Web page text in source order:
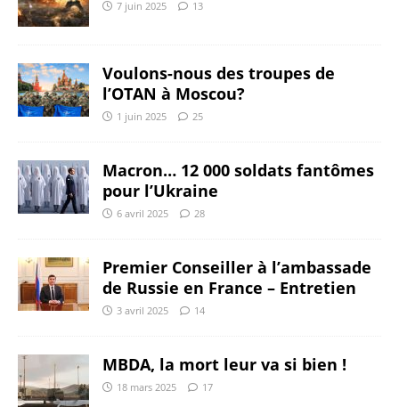
7 juin 2025 13
Voulons-nous des troupes de
l’OTAN à Moscou?
1 juin 2025 25
Macron… 12 000 soldats fantômes
pour l’Ukraine
6 avril 2025 28
Premier Conseiller à l’ambassade
de Russie en France – Entretien
3 avril 2025 14
MBDA, la mort leur va si bien !
18 mars 2025 17